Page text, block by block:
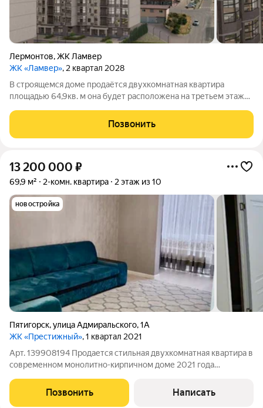
Лермонтов,ЖК Ламвер
ЖК «Ламвер», 2 квартал 2028
В строящемся доме продаётся двухкомнатная квартира
площадью 64,9кв. м она будет расположена на третьем этаже.
Объект входит в новый жилой комплекс от застройщика
«КавМинТрестСтрой».
Позвонить
13 200 000 ₽
69,9 м² 2-комн. квартира 2 этаж из 10
новостройка
Пятигорск,улица Адмиральского,1А
ЖК «Престижный», 1 квартал 2021
Арт. 139908194 Продается стильная двухкомнатная квартира в
современном монолитно-кирпичном доме 2021 года
качественные материалы и продуманную планировку.
Квартира с дизайнерским ремонтом и
Позвонить Написать